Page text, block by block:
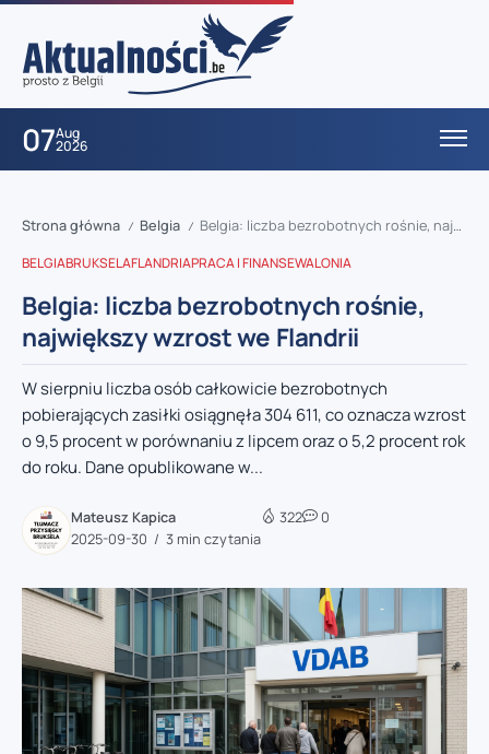
07Aug
2026
Strona główna / Belgia / Belgia: liczba bezrobotnych rośnie, największy wzrost we Flandrii
BELGIABRUKSELAFLANDRIAPRACA I FINANSEWALONIA
Belgia: liczba bezrobotnych rośnie,
największy wzrost we Flandrii
W sierpniu liczba osób całkowicie bezrobotnych
pobierających zasiłki osiągnęła 304 611, co oznacza wzrost
o 9,5 procent w porównaniu z lipcem oraz o 5,2 procent rok
do roku. Dane opublikowane w...
Mateusz Kapica
2025-09-30
3 min czytania
322 0